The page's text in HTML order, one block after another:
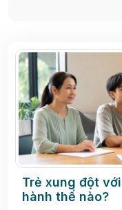
Trẻ xung đột
hành thế nào?